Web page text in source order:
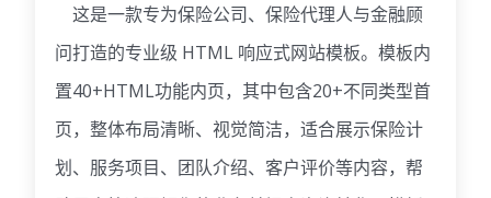
这是一款专为保险公司、保险代理人与金融顾
问打造的专业级 HTML 响应式网站模板。模板内
置40+HTML功能内页，其中包含20+不同类型首
页，整体布局清晰、视觉简洁，适合展示保险计
划、服务项目、团队介绍、客户评价等内容，帮